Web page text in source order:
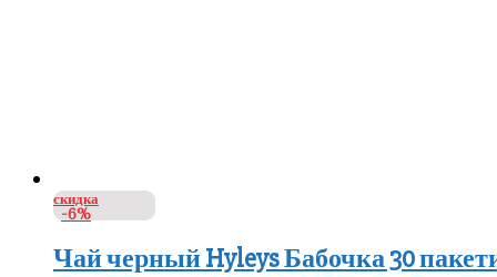
скидка
-6%
Чай черный Hyleys Бабочка 30